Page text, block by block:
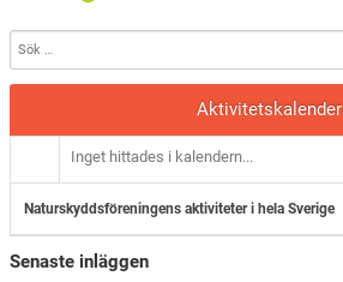
Aktivitetskalender
Inget hittades i kalendern...
Naturskyddsföreningens aktiviteter i hela Sverige
Senaste inläggen